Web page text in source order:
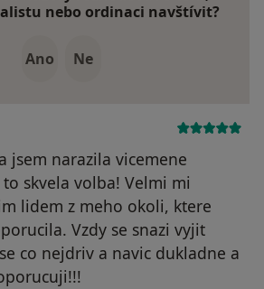
nebo ordinaci navštívit?
Ano Ne
jsem narazila vicemene
skvela volba! Velmi mi
lidem z meho okoli, ktere
Vzdy se snazi vyjit
co nejdriv a navic dukladne a